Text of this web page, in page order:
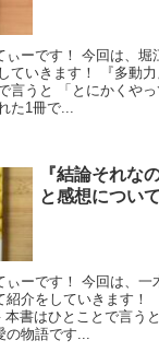
ぃーです！ 今回は、堀
ていきます！ 『多動
言うと 「とにかくや
た1冊で...
『結論それな
と感想について
ぃーです！ 今回は、
介をしていきます！
書はひとことで言う
物語です...